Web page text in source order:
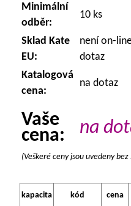
Minimální
odběr:
10 ks
Sklad Kate
EU:
není on-
dotaz
Katalogová
cena:
na dotaz
Vaše
cena:
na
(Veškeré ceny jsou uvedeny bez
kapacita kód cena